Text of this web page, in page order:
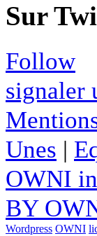
Sur
Follow
signaler
Unes |
OWNI
BY
Wordpress OWNI